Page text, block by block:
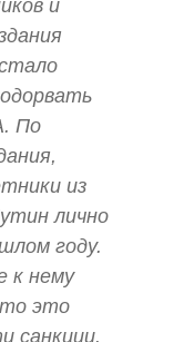
и
По
из
лично
году.
к нему
это
санкции.